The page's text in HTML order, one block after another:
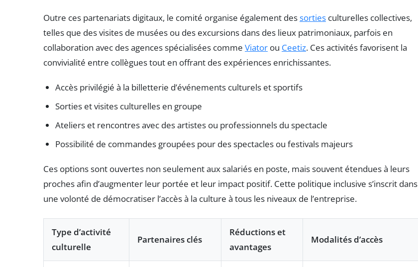
Outre ces partenariats digitaux, le comité organise également dessorties culturelles collectives,
telles que des visites de musées ou des excursions dans des lieux patrimoniaux, parfois en
collaboration avec des agences spécialisées comme Viator ou Ceetiz. Ces activités favorisent la
convivialité entre collègues tout en offrant des expériences enrichissantes.
Accès privilégié à la billetterie d’événements culturels et sportifs
Sorties et visites culturelles en groupe
Ateliers et rencontres avec des artistes ou professionnels du spectacle
Possibilité de commandes groupées pour des spectacles ou festivals majeurs
Ces options sont ouvertes non seulement aux salariés en poste, mais souvent étendues à leurs
proches afin d’augmenter leur portée et leur impact positif. Cette politique inclusive s’inscrit dans
une volonté de démocratiser l’accès à la culture à tous les niveaux de l’entreprise.
Type d’activité
culturelle
Partenaires clés
Réductions et
avantages
Modalités d’accès